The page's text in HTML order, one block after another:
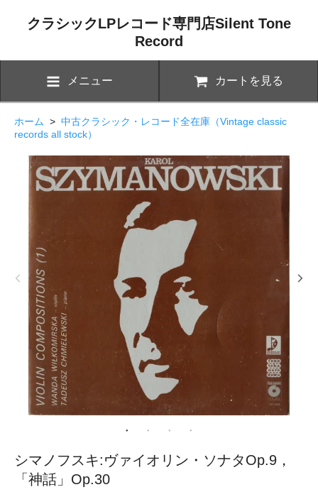
クラシックLPレコード専門店Silent Tone
Record
メニュー カートを見る
ホーム > 中古クラシック・レコード全在庫（Vintage classic
records all stock）
シマノフスキ:ヴァイオリン・ソナタOp.9，
「神話」Op.30